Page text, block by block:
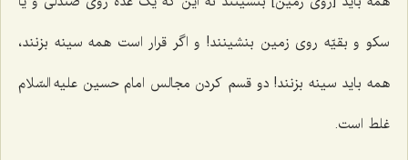
سکو و بقیّه روی زمین بنشینند! و اگر قرار است همه سینه بزنند،
همه باید سینه بزنند! دو قسم کردن مجالس امام حسین علیه السّلام
غلط است.